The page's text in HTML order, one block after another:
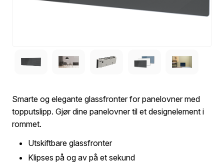
Smarte og elegante glassfronter for panelovner med
topputslipp. Gjør dine panelovner til et designelement i
rommet.
Utskiftbare glassfronter
Klipses på og av på et sekund